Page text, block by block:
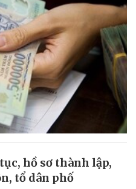
hồ sơ thành lập,
tổ dân phố